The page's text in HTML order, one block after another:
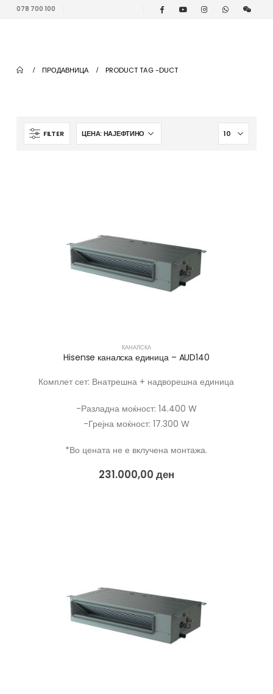
078 700 100
ПРОДАВНИЦА PRODUCT TAG -DUCT
FILTER
КАНАЛСКА
Hisense каналска единица – AUD140
Комплет сет: Внатрешна + надворешна единица
-Разладна моќност: 14.400 W
-Грејна моќност: 17.300 W
*Во цената не е вклучена монтажа.
231.000,00 ден